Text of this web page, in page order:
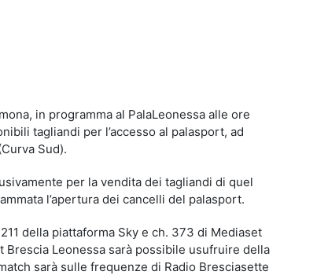
in programma al PalaLeonessa alle ore
tagliandi per l’accesso al palasport, ad
Sud).
per la vendita dei tagliandi di quel
l’apertura dei cancelli del palasport.
della piattaforma Sky e ch. 373 di Mediaset
Leonessa sarà possibile usufruire della
sarà sulle frequenze di Radio Bresciasette